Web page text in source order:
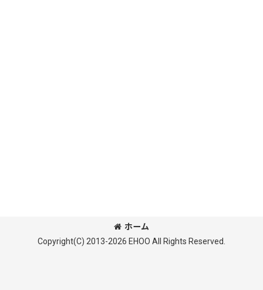
ホーム
Copyright(C) 2013-2026 EHOO All Rights Reserved.